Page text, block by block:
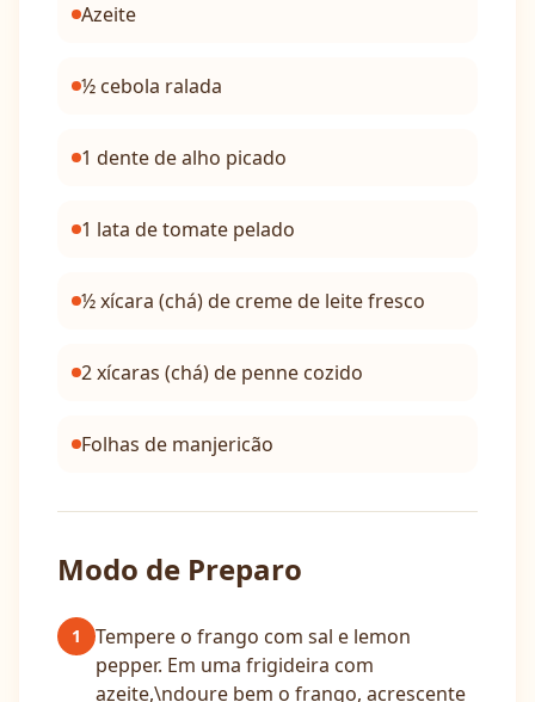
Azeite
½ cebola ralada
1 dente de alho picado
1 lata de tomate pelado
½ xícara (chá) de creme de leite fresco
2 xícaras (chá) de penne cozido
Folhas de manjericão
Modo de Preparo
1
Tempere o frango com sal e lemon
pepper. Em uma frigideira com
azeite,\ndoure bem o frango, acrescente